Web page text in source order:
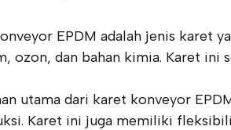
EPDM adalah jenis karet
ozon, dan bahan kimia. Karet ini
utama dari karet konveyor
Karet ini juga memiliki